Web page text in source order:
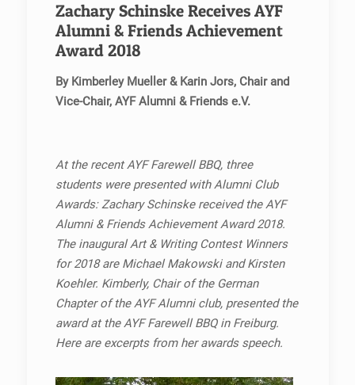
Zachary Schinske Receives AYF
Alumni & Friends Achievement
Award 2018
By Kimberley Mueller & Karin Jors, Chair and
Vice-Chair, AYF Alumni & Friends e.V.
At the recent AYF Farewell BBQ, three
students were presented with Alumni Club
Awards: Zachary Schinske received the AYF
Alumni & Friends Achievement Award 2018.
The inaugural Art & Writing Contest Winners
for 2018 are Michael Makowski and Kirsten
Koehler. Kimberly, Chair of the German
Chapter of the AYF Alumni club, presented the
award at the AYF Farewell BBQ in Freiburg.
Here are excerpts from her awards speech.